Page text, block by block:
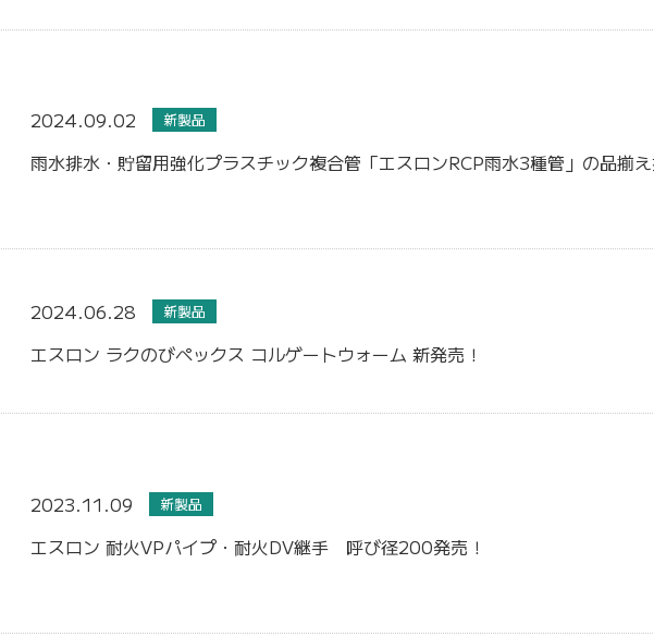
2024.09.02 新製品
雨水排水・貯留用強化プラスチック複合管「エスロンRCP雨水3種管」の品揃
2024.06.28 新製品
エスロン ラクのびペックス コルゲートウォーム 新発売！
2023.11.09 新製品
エスロン 耐火VPパイプ・耐火DV継手 呼び径200発売！